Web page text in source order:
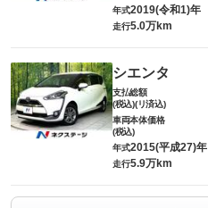
年式2019(令和1)年
走行5.0万km
シエンタ
支払総額
(税込)(リ済込)
車両本体価格
(税込)
年式2015(平成27)年
走行5.9万km